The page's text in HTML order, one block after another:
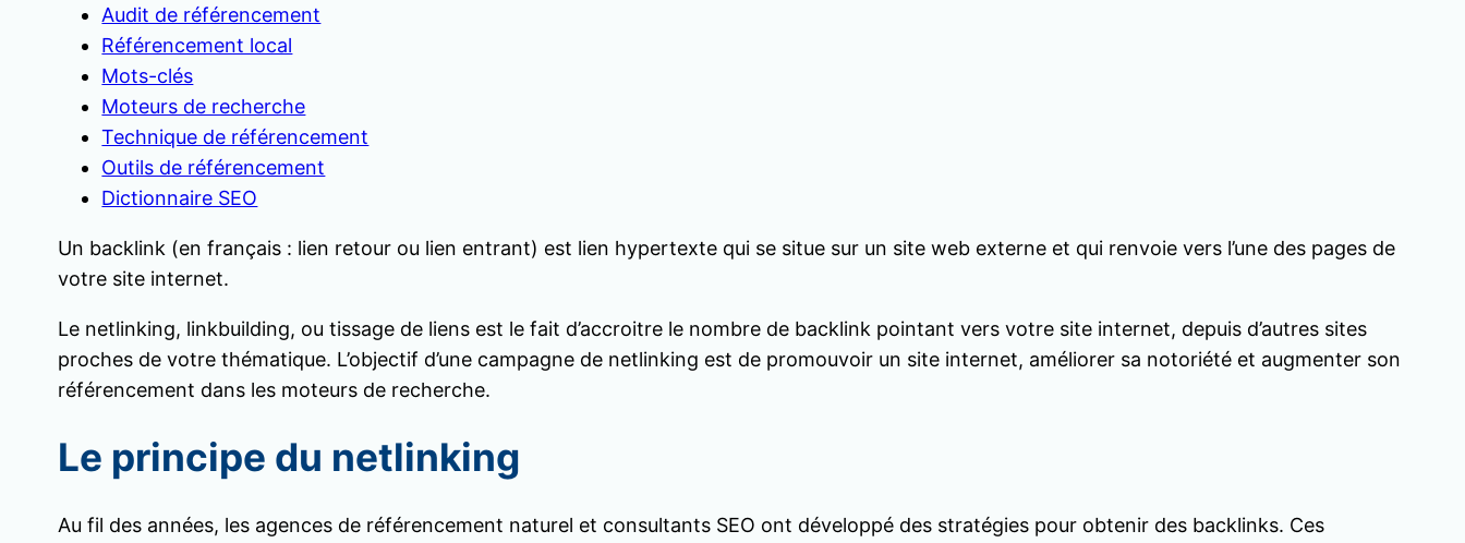
Audit de référencement
Référencement local
Mots-clés
Moteurs de recherche
Technique de référencement
Outils de référencement
Dictionnaire SEO
Un backlink (en français : lien retour ou lien entrant) est lien hypertexte qui se situe sur un site web externe et qui renvoie vers l’une des pages de
votre site internet.
Le netlinking, linkbuilding, ou tissage de liens est le fait d’accroitre le nombre de backlink pointant vers votre site internet, depuis d’autres sites
proches de votre thématique. L’objectif d’une campagne de netlinking est de promouvoir un site internet, améliorer sa notoriété et augmenter son
référencement dans les moteurs de recherche.
Le principe du netlinking
Au fil des années, les agences de référencement naturel et consultants SEO ont développé des stratégies pour obtenir des backlinks. Ces